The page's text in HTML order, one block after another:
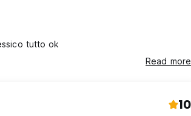
Perfetto una pulizia rara in Messico tutto ok
Read more
10